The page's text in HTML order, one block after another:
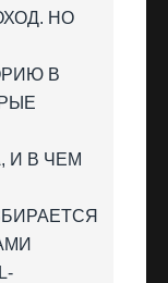
НО
В
И В ЧЕМ